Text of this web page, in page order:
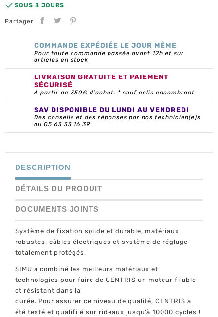
 SOUS 8 JOURS
Partager
COMMANDE EXPÉDIÉE LE JOUR MÊME
Pour toute commande passée avant 12h et sur
articles en stock
LIVRAISON GRATUITE ET PAIEMENT
SÉCURISÉ
À partir de 350€ d’achat. * sauf colis encombrant
SAV DISPONIBLE DU LUNDI AU VENDREDI
Des conseils et des réponses par nos technicien(e)s
au 05 63 33 16 39
DESCRIPTION
DÉTAILS DU PRODUIT
DOCUMENTS JOINTS
Système de fixation solide et durable, matériaux
robustes, câbles électriques et système de réglage
totalement protégés,
SIMU a combiné les meilleurs matériaux et
technologies pour faire de CENTRIS un moteur fi able
et résistant dans la
durée. Pour assurer ce niveau de qualité, CENTRIS a
été testé et qualifi é sur rideaux jusqu’à 10000 cycles !